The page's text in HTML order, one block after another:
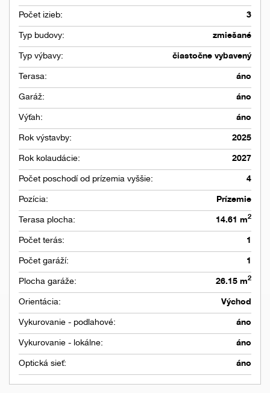
Počet izieb: 3
Typ budovy: zmiešané
Typ výbavy: čiastočne vybavený
Terasa: áno
Garáž: áno
Výťah: áno
Rok výstavby: 2025
Rok kolaudácie: 2027
Počet poschodí od prízemia vyššie: 4
Pozícia: Prízemie
Terasa plocha: 14.61 m2
Počet terás: 1
Počet garáží: 1
Plocha garáže: 26.15 m2
Orientácia: Východ
Vykurovanie - podlahové: áno
Vykurovanie - lokálne: áno
Optická sieť: áno